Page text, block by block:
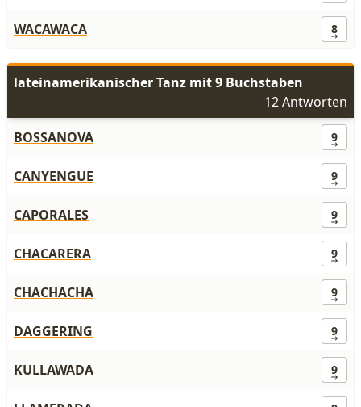
WACAWACA 8
lateinamerikanischer Tanz mit 9 Buchstaben
12 Antworten
BOSSANOVA
9
CANYENGUE 9
CAPORALES 9
CHACARERA 9
CHACHACHA 9
DAGGERING 9
KULLAWADA 9